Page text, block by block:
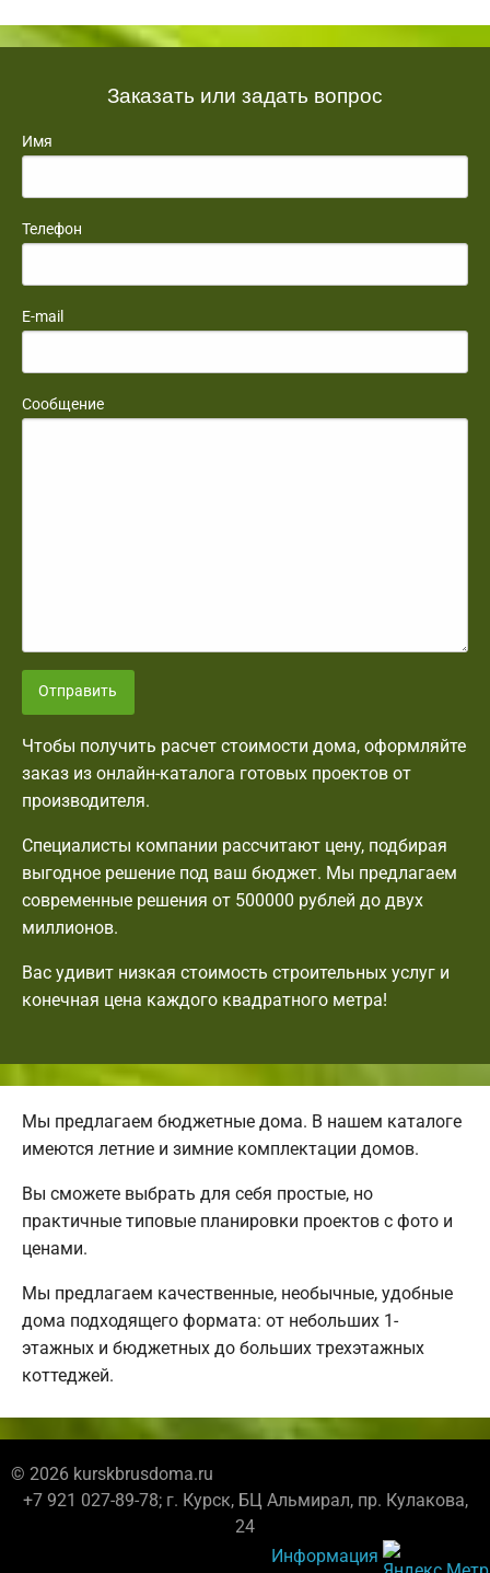
Заказать или задать вопрос
Имя
Телефон
E-mail
Сообщение
Отправить
Чтобы получить расчет стоимости дома, оформляйте
заказ из онлайн-каталога готовых проектов от
производителя.
Специалисты компании рассчитают цену, подбирая
выгодное решение под ваш бюджет. Мы предлагаем
современные решения от 500000 рублей до двух
миллионов.
Вас удивит низкая стоимость строительных услуг и
конечная цена каждого квадратного метра!
Мы предлагаем бюджетные дома. В нашем каталоге
имеются летние и зимние комплектации домов.
Вы сможете выбрать для себя простые, но
практичные типовые планировки проектов с фото и
ценами.
Мы предлагаем качественные, необычные, удобные
дома подходящего формата: от небольших 1-
этажных и бюджетных до больших трехэтажных
коттеджей.
© 2026 kurskbrusdoma.ru
+7 921 027-89-78; г. Курск, БЦ Альмирал, пр. Кулакова,
24
Информация